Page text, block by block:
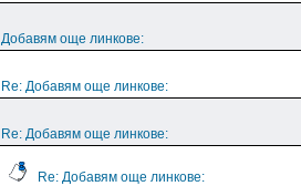
Добавям още линкове:
Re: Добавям още линкове:
Re: Добавям още линкове:
Re: Добавям още линкове: